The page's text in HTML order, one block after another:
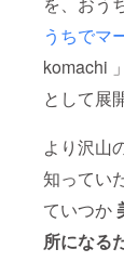
うちでマ
komachi
として展
より沢山
知ってい
ていつか
所になる